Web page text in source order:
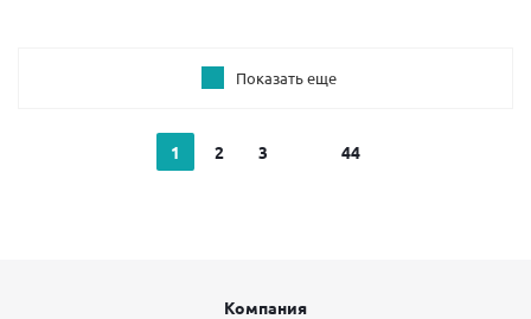
Показать еще
1 2 3 44
Компания